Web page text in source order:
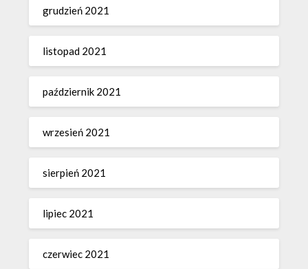
grudzień 2021
listopad 2021
październik 2021
wrzesień 2021
sierpień 2021
lipiec 2021
czerwiec 2021